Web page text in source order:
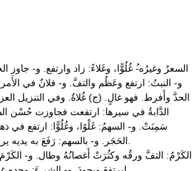
و- النبتُ: ارتفع وعَظُم والتفَّ. و- فلانٌ في
الحدَّ وأَفرط. فهو غالٍ. (ج) غُلاةٌ. وفي التنزيل
الدَّابةُ في سيرها: ارتفعت فجاوزت حُسْن
سَمِنَتْ. و- السهمُ: غَلْوًا، وغُلُوًّا: ارتفع في